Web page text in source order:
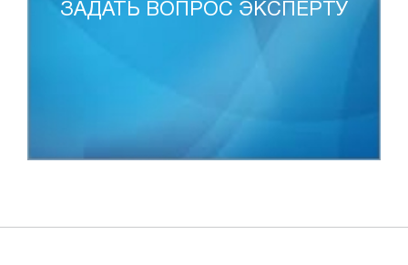
ЗАДАТЬ ВОПРОС ЭКСПЕРТУ